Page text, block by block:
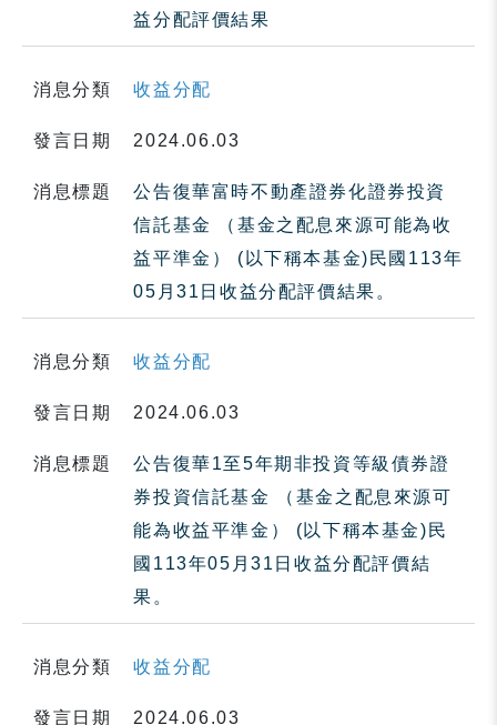
益分配評價結果
消息分類 收益分配
發言日期 2024.06.03
消息標題
公告復華富時不動產證券化證券投資
信託基金 （基金之配息來源可能為收
益平準金） (以下稱本基金)民國113年
05月31日收益分配評價結果。
消息分類 收益分配
發言日期 2024.06.03
消息標題
公告復華1至5年期非投資等級債券證
券投資信託基金 （基金之配息來源可
能為收益平準金） (以下稱本基金)民
國113年05月31日收益分配評價結
果。
消息分類 收益分配
發言日期 2024.06.03